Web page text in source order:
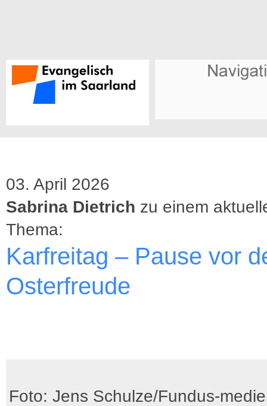
03. April 2026
Sabrina Dietrich zu einem
Thema:
Karfreitag – Pause vor
Osterfreude
Foto: Jens Schulze/Fundus-